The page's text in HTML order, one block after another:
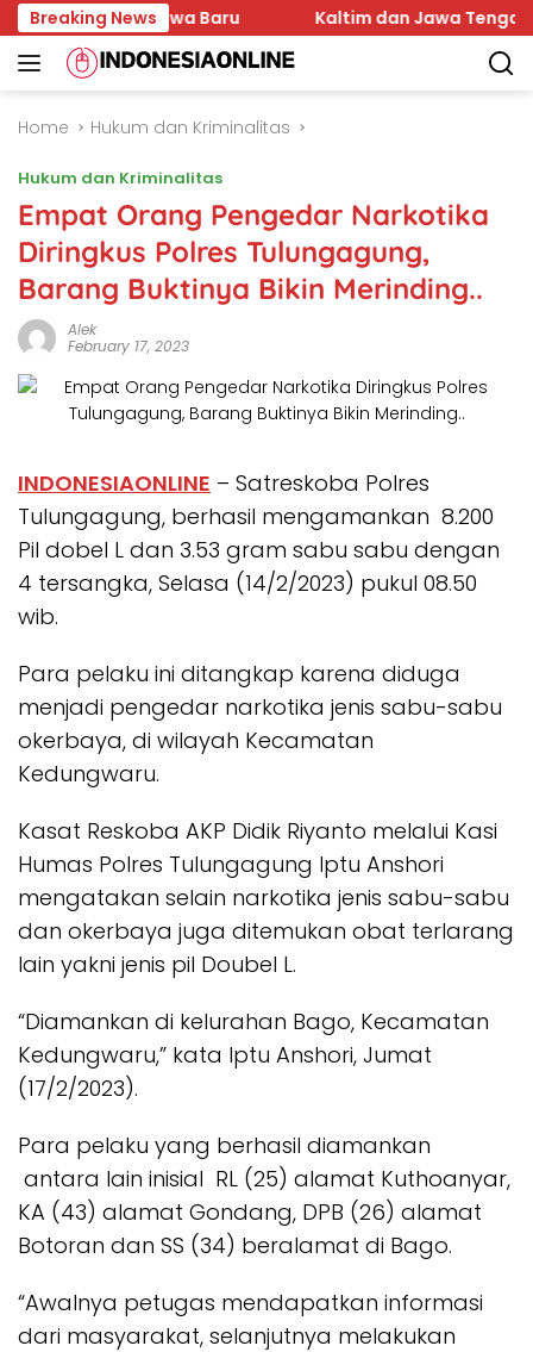
Skip
to
content
Breaking News
Mahasiswa Baru Kaltim dan Jawa Tengah
Home Hukum dan Kriminalitas
Hukum dan Kriminalitas
Empat Orang Pengedar Narkotika
Diringkus Polres Tulungagung,
Barang Buktinya Bikin Merinding..
Alek
February 17, 2023
INDONESIAONLINE – Satreskoba Polres
Tulungagung, berhasil mengamankan 8.200
Pil dobel L dan 3.53 gram sabu sabu dengan
4 tersangka, Selasa (14/2/2023) pukul 08.50
wib.
Para pelaku ini ditangkap karena diduga
menjadi pengedar narkotika jenis sabu-sabu
okerbaya, di wilayah Kecamatan
Kedungwaru.
Kasat Reskoba AKP Didik Riyanto melalui Kasi
Humas Polres Tulungagung Iptu Anshori
mengatakan selain narkotika jenis sabu-sabu
dan okerbaya juga ditemukan obat terlarang
lain yakni jenis pil Doubel L.
“Diamankan di kelurahan Bago, Kecamatan
Kedungwaru,” kata Iptu Anshori, Jumat
(17/2/2023).
Para pelaku yang berhasil diamankan
antara lain inisial RL (25) alamat Kuthoanyar,
KA (43) alamat Gondang, DPB (26) alamat
Botoran dan SS (34) beralamat di Bago.
“Awalnya petugas mendapatkan informasi
dari masyarakat, selanjutnya melakukan